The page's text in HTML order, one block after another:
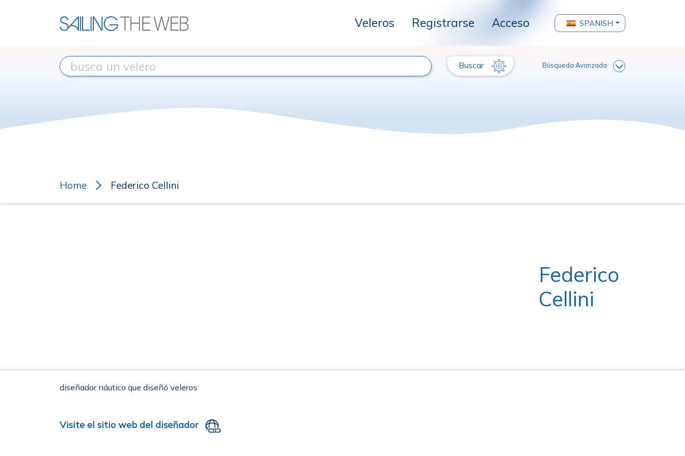
Veleros Registrarse Acceso SPANISH
Buscar Búsqueda Avanzada
Home Federico Cellini
Federico
Cellini
diseñador náutico que diseñó veleros
Visite el sitio web del diseñador